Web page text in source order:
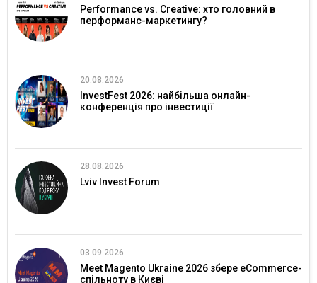
Performance vs. Creative: хто головний в
перформанс-маркетингу?
20.08.2026
InvestFest 2026: найбільша онлайн-
конференція про інвестиції
28.08.2026
Lviv Invest Forum
03.09.2026
Meet Magento Ukraine 2026 збере eCommerce-
спільноту в Києві